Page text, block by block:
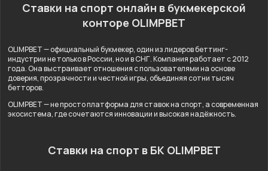
Ставки на спорт онлайн в букмекерской
конторе OLIMPBET
OLIMPBET — официальный букмекер, один из лидеров беттинг-
индустрии не только в России, но и в СНГ. Компания работает с 2012
года. Она выстраивает отношения с пользователями на основе
доверия, прозрачности и честной игры, объединяя сотни тысяч
бетторов.
OLIMPBET — не просто платформа для ставок на спорт, а современная
экосистема, где сочетаются инновации и высокая надёжность.
Ставки на спорт в БК OLIMPBET